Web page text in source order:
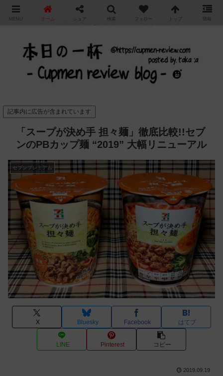
カップ麺の新商品をレビュー / アレンジするブログ
記事内に広告が含まれています
「スープが決め手 担々麺」徹底比較!!セブ
ンのPBカップ麺 “2019” 大幅リニューアル
セブンプレミアム
X Bluesky Facebook はてブ
LINE Pinterest コピー
2019.09.19
MENU ホーム シェア 検索 フォロー トップ 情報